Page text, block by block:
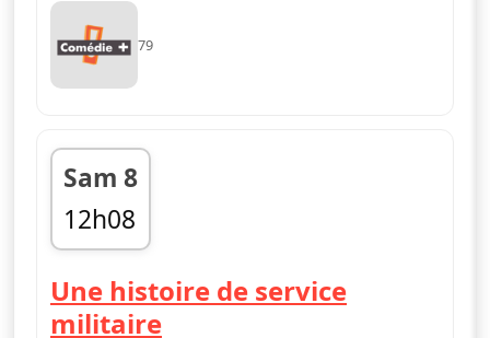
79
Sam 8
12h08
fin 12h34
Une histoire de service
militaire— H